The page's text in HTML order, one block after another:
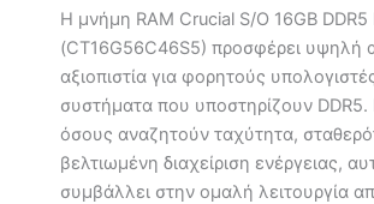
Η μνήμη RAM Crucial S/O 16GB
(CT16G56C46S5) προσφέρει υψηλή
αξιοπιστία για φορητούς
συστήματα που υποστηρίζουν DDR5.
όσους αναζητούν ταχύτητα,
βελτιωμένη διαχείριση ενέργειας,
συμβάλλει στην ομαλή λειτουργία